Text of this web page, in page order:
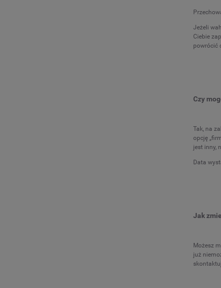
Jeżeli
Ciebie
powrócić
Czy
Tak, na
opcję
jest inny,
Data
Jak
Możesz
już